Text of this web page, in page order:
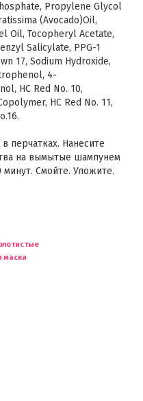
Propylene Glycol
(Avocado)Oil,
Oil, Tocopheryl Acetate,
Salicylate, PPG-1
17, Sodium Hydroxide,
4-
HC Red No. 10,
HC Red No. 11,
в перчатках. Нанесите
на вымытые шампунем
Смойте. Уложите.
маска